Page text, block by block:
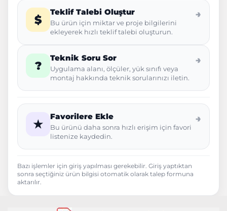
$
Teklif Talebi Oluştur
Bu ürün için miktar ve proje bilgilerini
ekleyerek hızlı teklif talebi oluşturun.
→
?
Teknik Soru Sor
Uygulama alanı, ölçüler, yük sınıfı veya
montaj hakkında teknik sorularınızı iletin.
→
★
Favorilere Ekle
Bu ürünü daha sonra hızlı erişim için favori
listenize kaydedin.
→
Bazı işlemler için giriş yapılması gerekebilir. Giriş yaptıktan
sonra seçtiğiniz ürün bilgisi otomatik olarak talep formuna
aktarılır.